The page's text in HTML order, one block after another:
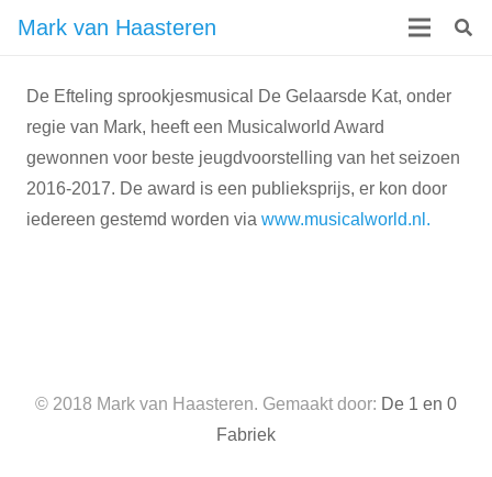
Mark van Haasteren
De Efteling sprookjesmusical De Gelaarsde Kat, onder
regie van Mark, heeft een Musicalworld Award
gewonnen voor beste jeugdvoorstelling van het seizoen
2016-2017. De award is een publieksprijs, er kon door
iedereen gestemd worden via www.musicalworld.nl.
© 2018 Mark van Haasteren. Gemaakt door: De 1 en 0
Fabriek